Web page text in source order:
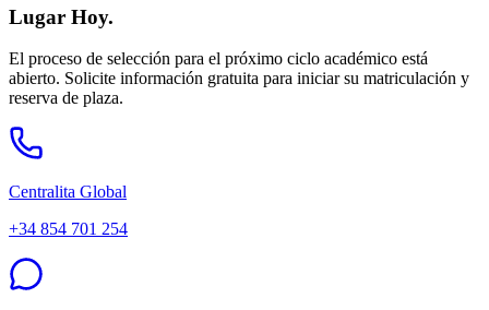
Lugar Hoy.
El proceso de selección para el próximo ciclo académico está
abierto. Solicite información gratuita para iniciar su matriculación y
reserva de plaza.
Centralita Global
+34 854 701 254